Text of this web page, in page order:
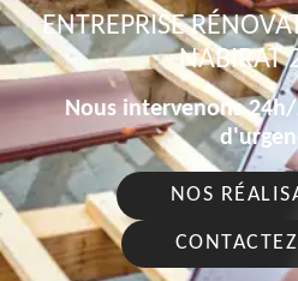
ENTREPRISE
NABIRAT
Nous intervenons
NOS